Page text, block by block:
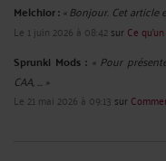
Melchior :« Bonjour. Cet article
Le 1 juin 2026 à 08:42sur Ce
Sprunki Mods : « Pour
CAA, ... »
Le 21 mai 2026 à 09:13 sur